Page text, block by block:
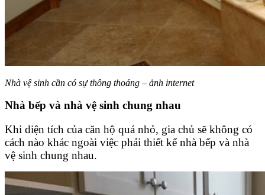
Nhà vệ sinh cần có sự thông thoáng – ảnh internet
Nhà bếp và nhà vệ sinh chung nhau
Khi diện tích của căn hộ quá nhỏ, gia chủ sẽ không có
cách nào khác ngoài việc phải thiết kế nhà bếp và nhà
vệ sinh chung nhau.